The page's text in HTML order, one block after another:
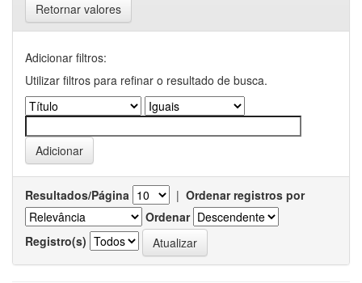
Retornar valores
Adicionar filtros:
Utilizar filtros para refinar o resultado de busca.
Resultados/Página | Ordenar registros por
Ordenar
Registro(s)